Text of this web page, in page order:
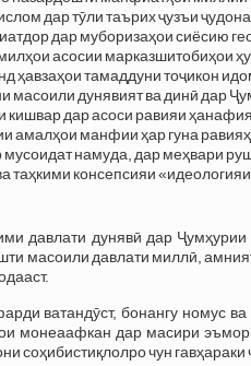
дар тӯли таърих ҷузъи
дар муборизаҳои сиёсию
асосии марказшитобиҳои
ҳавзаҳои тамаддуни тоҷикон
масоили дунявият ва динӣ дар
кишвар дар асоси равияи
амалҳои манфии ҳар гуна
намуда, дар меҳвари
таҳкими консепсияи
давлати дунявӣ дар
масоили давлати миллӣ,
ватандӯст, бонангу номус
монеаафкан дар масири
соҳибистиқлолро чун